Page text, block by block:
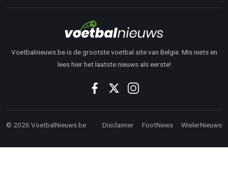
Voetbalnieuws.be is de grootste voetbal site van Belgie. Mis niets en
lees hier het laatste nieuws als eerste!
© 2026 VoetbalNieuws.be Disclaimer FootNews WielerNieuws